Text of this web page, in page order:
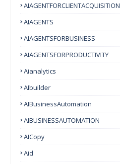
AIAGENTFORCLIENTACQUISITION
AIAGENTS
AIAGENTSFORBUSINESS
AIAGENTSFORPRODUCTIVITY
Aianalytics
AIbuilder
AIBusinessAutomation
AIBUSINESSAUTOMATION
AICopy
Aid